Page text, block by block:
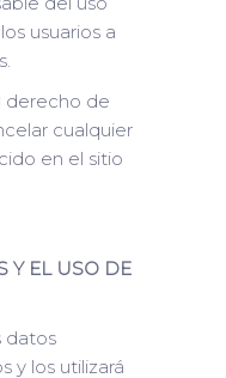
usuarios a
derecho de
cualquier
en el sitio
Y EL USO DE
datos
y los utilizará